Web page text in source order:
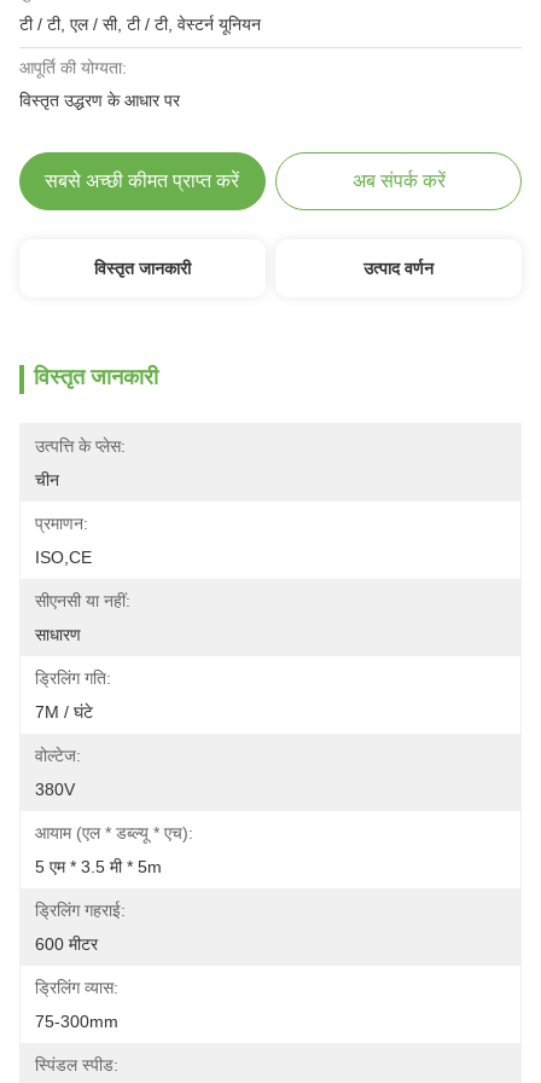
टी / टी, एल / सी, टी / टी, वेस्टर्न यूनियन
आपूर्ति की योग्यता:
विस्तृत उद्धरण के आधार पर
सबसे अच्छी कीमत प्राप्त करें अब संपर्क करें
विस्तृत जानकारी उत्पाद वर्णन
विस्तृत जानकारी
उत्पत्ति के प्लेस:
चीन
प्रमाणन:
ISO,CE
सीएनसी या नहीं:
साधारण
ड्रिलिंग गति:
7M / घंटे
वोल्टेज:
380V
आयाम (एल * डब्ल्यू * एच):
5 एम * 3.5 मी * 5m
ड्रिलिंग गहराई:
600 मीटर
ड्रिलिंग व्यास:
75-300mm
स्पिंडल स्पीड: